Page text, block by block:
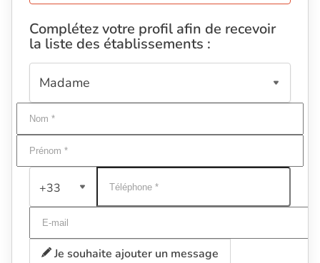
Complétez votre profil afin de recevoir
la liste des établissements :
+33
Je souhaite ajouter un message